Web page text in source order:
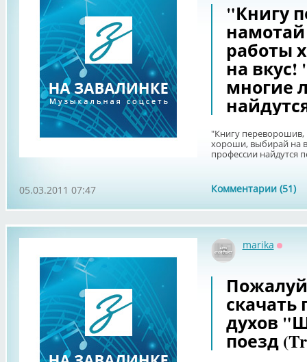
"Книгу
работы
на вкус!
многие
"Книгу переворошив,
хороши, выбирай на
профессии найдутся
Комментарии (51)
05.03.2011 07:47
marika
духов
поезд